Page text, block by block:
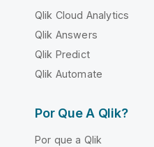
Qlik Cloud Analytics
Qlik Answers
Qlik Predict
Qlik Automate
Por Que A Qlik?
Por que a Qlik